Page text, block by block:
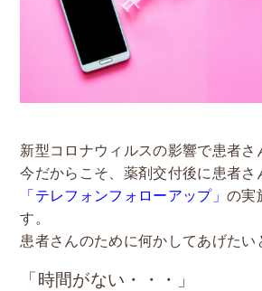
新型コロナウィルスの影響で患者さ
今だからこそ、薬剤交付後に患者さ
「テレフォンフォローアップ」 の実
す。
患者さんのために何かしてあげたい
「時間がない・・・」